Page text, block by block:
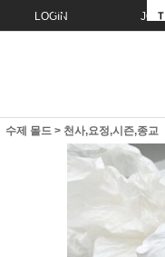
LOGIN JOIN
수제 몰드 > 천사,요정,시즌,종교